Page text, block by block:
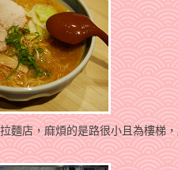
麵店，麻煩的是路很小且為樓梯